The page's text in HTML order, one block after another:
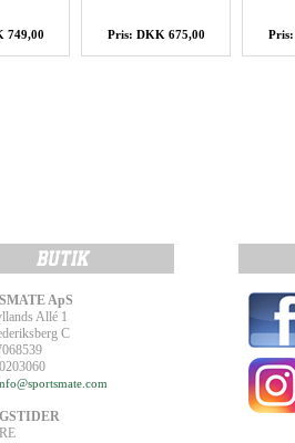
749,00 Pris: DKK 675,00
ApS
Allé 1
C